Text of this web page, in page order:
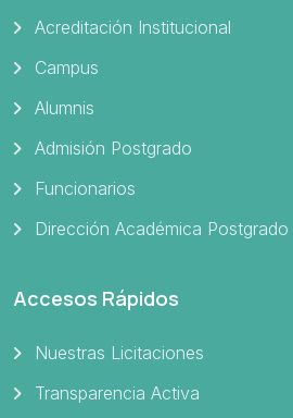
Acreditación Institucional
Campus
Alumnis
Admisión Postgrado
Funcionarios
Dirección Académica Postgrado
Accesos Rápidos
Nuestras Licitaciones
Transparencia Activa